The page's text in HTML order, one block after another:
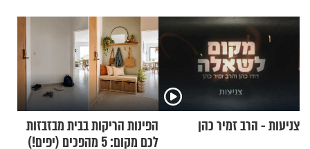
צניעות - הרב זמיר כהן
הפינות הריקות בבית מבזבזות
לכם מקום: 5 מהפכים (יפים!)